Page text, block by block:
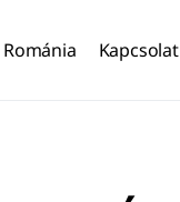
Románia Kapcsolat